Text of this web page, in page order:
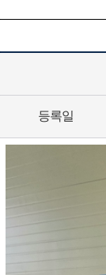
등록일